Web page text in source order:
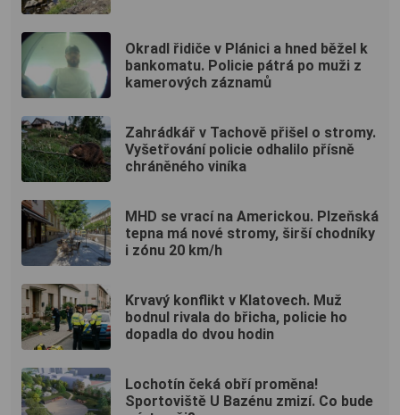
Okradl řidiče v Plánici a hned běžel k
bankomatu. Policie pátrá po muži z
kamerových záznamů
Zahrádkář v Tachově přišel o stromy.
Vyšetřování policie odhalilo přísně
chráněného viníka
MHD se vrací na Americkou. Plzeňská
tepna má nové stromy, širší chodníky
i zónu 20 km/h
Krvavý konflikt v Klatovech. Muž
bodnul rivala do břicha, policie ho
dopadla do dvou hodin
Lochotín čeká obří proměna!
Sportoviště U Bazénu zmizí. Co bude